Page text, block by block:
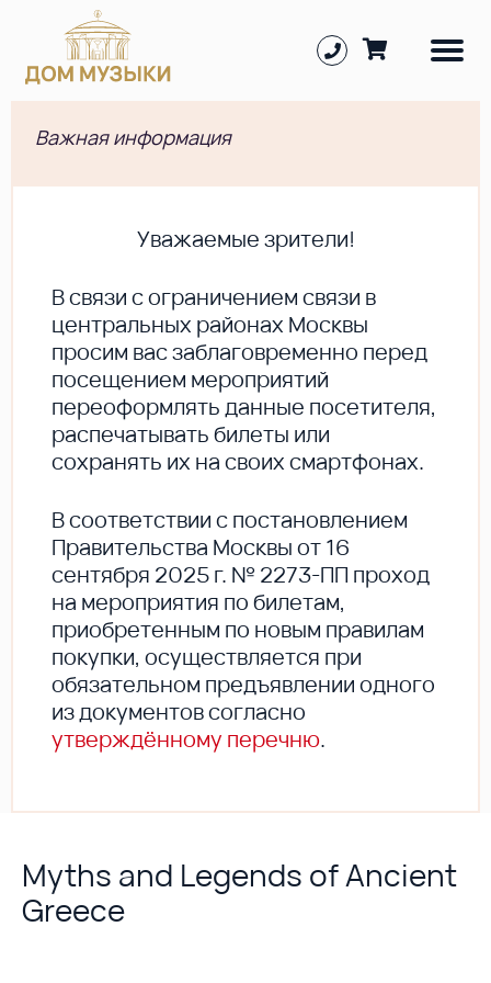
Важная информация
Уважаемые зрители!
В cвязи с ограничением связи в
центральных районах Москвы
просим вас заблаговременно перед
посещением мероприятий
переоформлять данные посетителя,
распечатывать билеты или
сохранять их на своих смартфонах.
В соответствии с постановлением
Правительства Москвы от 16
сентября 2025 г. № 2273-ПП проход
на мероприятия по билетам,
приобретенным по новым правилам
покупки, осуществляется при
обязательном предъявлении одного
из документов согласно
утверждённому перечню.
Myths and Legends of Ancient
Greece